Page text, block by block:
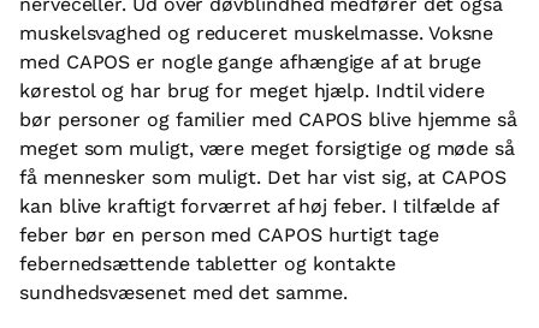
muskelsvaghed og reduceret muskelmasse. Voksne
med CAPOS er nogle gange afhængige af at bruge
kørestol og har brug for meget hjælp. Indtil videre
bør personer og familier med CAPOS blive hjemme så
meget som muligt, være meget forsigtige og møde så
få mennesker som muligt. Det har vist sig, at CAPOS
kan blive kraftigt forværret af høj feber. I tilfælde af
feber bør en person med CAPOS hurtigt tage
febernedsættende tabletter og kontakte
sundhedsvæsenet med det samme.